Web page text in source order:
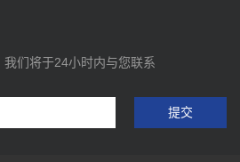
们将于24小时内与您联系
提交